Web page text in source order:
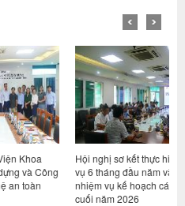
Hội nghị sơ kết thực hiện nhiệm
vụ 6 tháng đầu năm và triển khai
nhiệm vụ kế hoạch các tháng
cuối năm 2026